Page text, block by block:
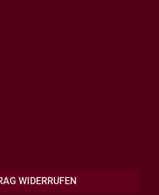
WIDERRUFEN